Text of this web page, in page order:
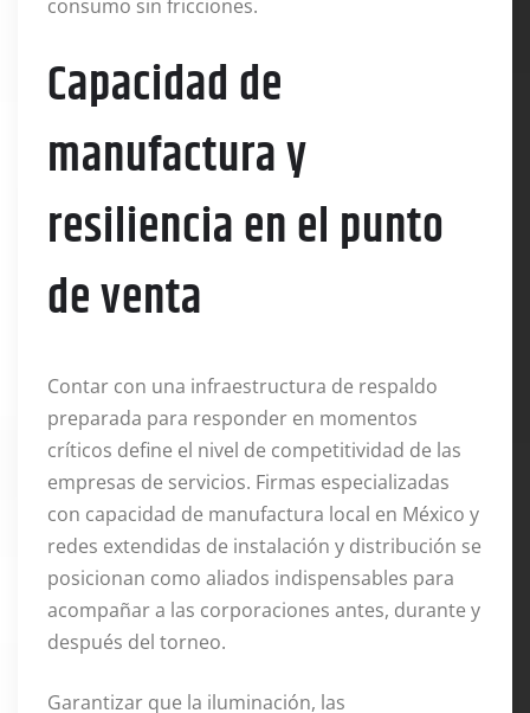
consumo sin fricciones.
Capacidad de
manufactura y
resiliencia en el punto
de venta
Contar con una infraestructura de respaldo
preparada para responder en momentos
críticos define el nivel de competitividad de las
empresas de servicios. Firmas especializadas
con capacidad de manufactura local en México y
redes extendidas de instalación y distribución se
posicionan como aliados indispensables para
acompañar a las corporaciones antes, durante y
después del torneo.
Garantizar que la iluminación, las